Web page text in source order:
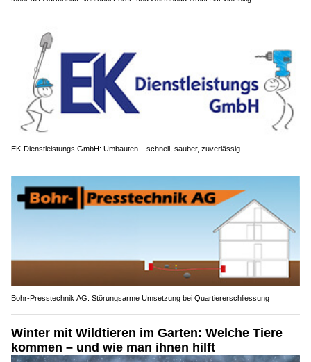
EK-Dienstleistungs GmbH: Umbauten – schnell, sauber, zuverlässig
Bohr-Presstechnik AG: Störungsarme Umsetzung bei Quartiererschliessung
Winter mit Wildtieren im Garten: Welche Tiere
kommen – und wie man ihnen hilft